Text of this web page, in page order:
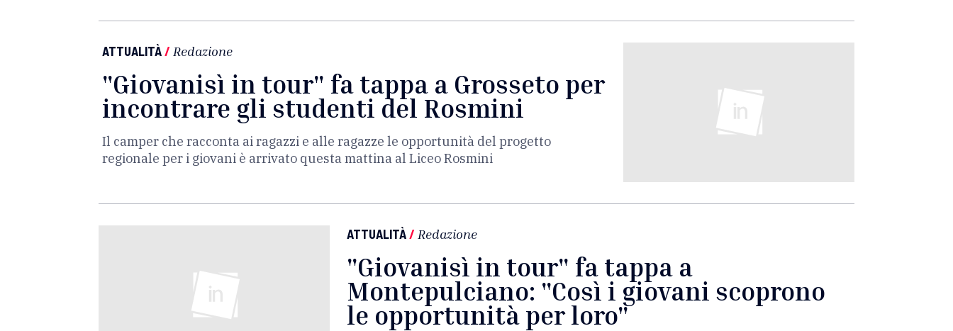
ATTUALITÀ/ Redazione
"Giovanisì in tour" fa tappa a Grosseto per
incontrare gli studenti del Rosmini
Il camper che racconta ai ragazzi e alle ragazze le opportunità del progetto
regionale per i giovani è arrivato questa mattina al Liceo Rosmini
ATTUALITÀ/ Redazione
"Giovanisì in tour" fa tappa a
Montepulciano: "Così i giovani scoprono
le opportunità per loro"